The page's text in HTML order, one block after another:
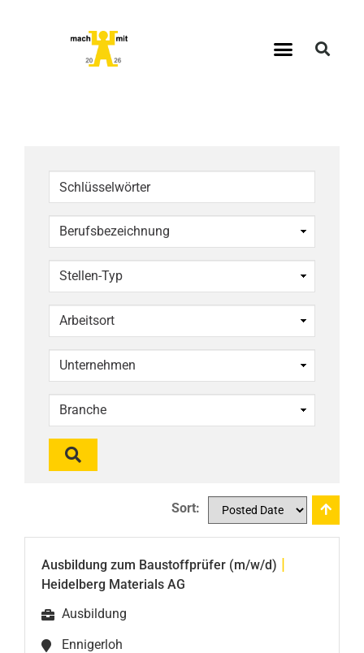
Schlüsselwörter
Sort:
Ausbildung zum Baustoffprüfer (m/w/d) |
Heidelberg Materials AG
Ausbildung
Ennigerloh